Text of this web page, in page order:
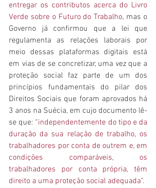
entregar os contributos acerca do Livro
Verde sobre o Futuro do Trabalho, mas o
Governo já confirmou que a lei que
regulamenta as relações laborais por
meio dessas plataformas digitais está
em vias de se concretizar, uma vez que a
proteção social faz parte de um dos
princípios fundamentais do pilar dos
Direitos Sociais que foram aprovados há
3 anos na Suécia, em cujo documento lê-
se que: “independentemente do tipo e da
duração da sua relação de trabalho, os
trabalhadores por conta de outrem e, em
condições comparáveis, os
trabalhadores por conta própria, têm
direito a uma proteção social adequada”.